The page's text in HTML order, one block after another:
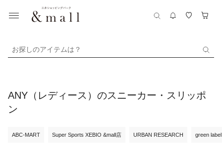
お探しのアイテムは？
ANY（レディース）のスニーカー・スリッポ
ン
ABC-MART Super Sports XEBIO &mall店 URBAN RESEARCH green